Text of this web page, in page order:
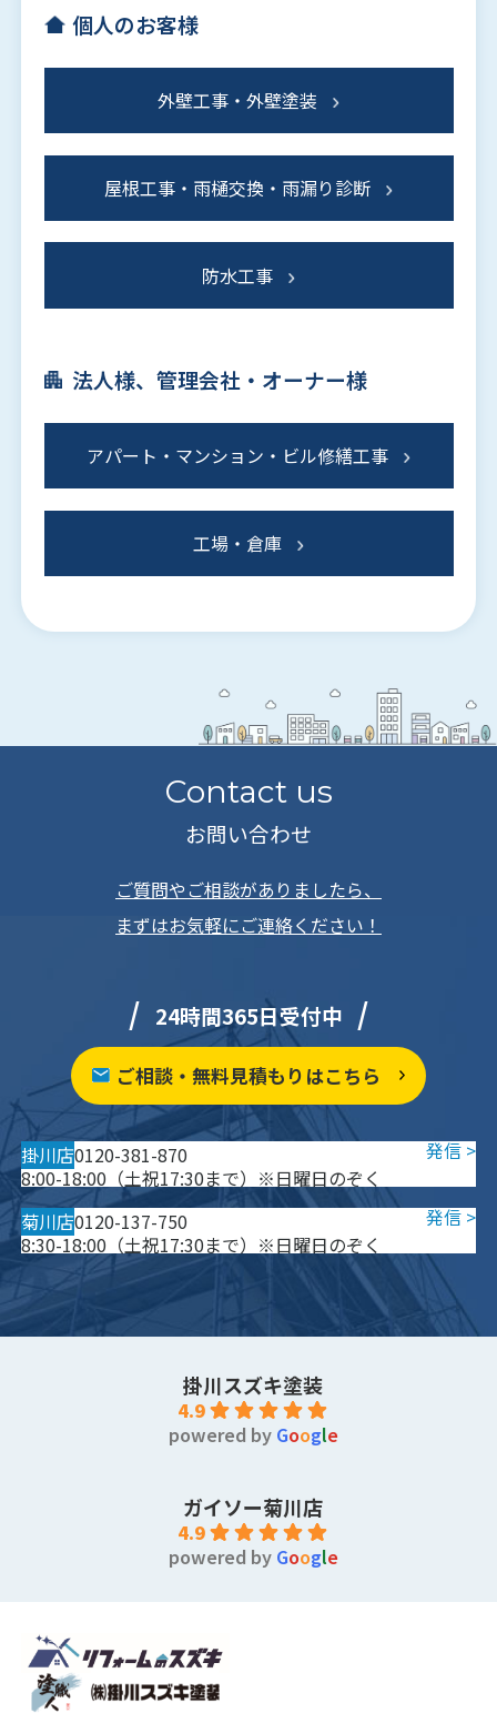
個人のお客様
外壁工事・外壁塗装
屋根工事・雨樋交換・雨漏り診断
防水工事
法人様、管理会社・オーナー様
アパート・マンション・ビル修繕工事
工場・倉庫
Contact us
お問い合わせ
ご質問やご相談がありましたら、
まずはお気軽にご連絡ください！
24時間365日受付中
ご相談・無料見積もりはこちら
掛川店0120-381-870
8:00-18:00（土祝17:30まで）※日曜日のぞく
菊川店0120-137-750
8:30-18:00（土祝17:30まで）※日曜日のぞく
掛川スズキ塗装
4.9
powered by Google
ガイソー菊川店
4.9
powered by Google